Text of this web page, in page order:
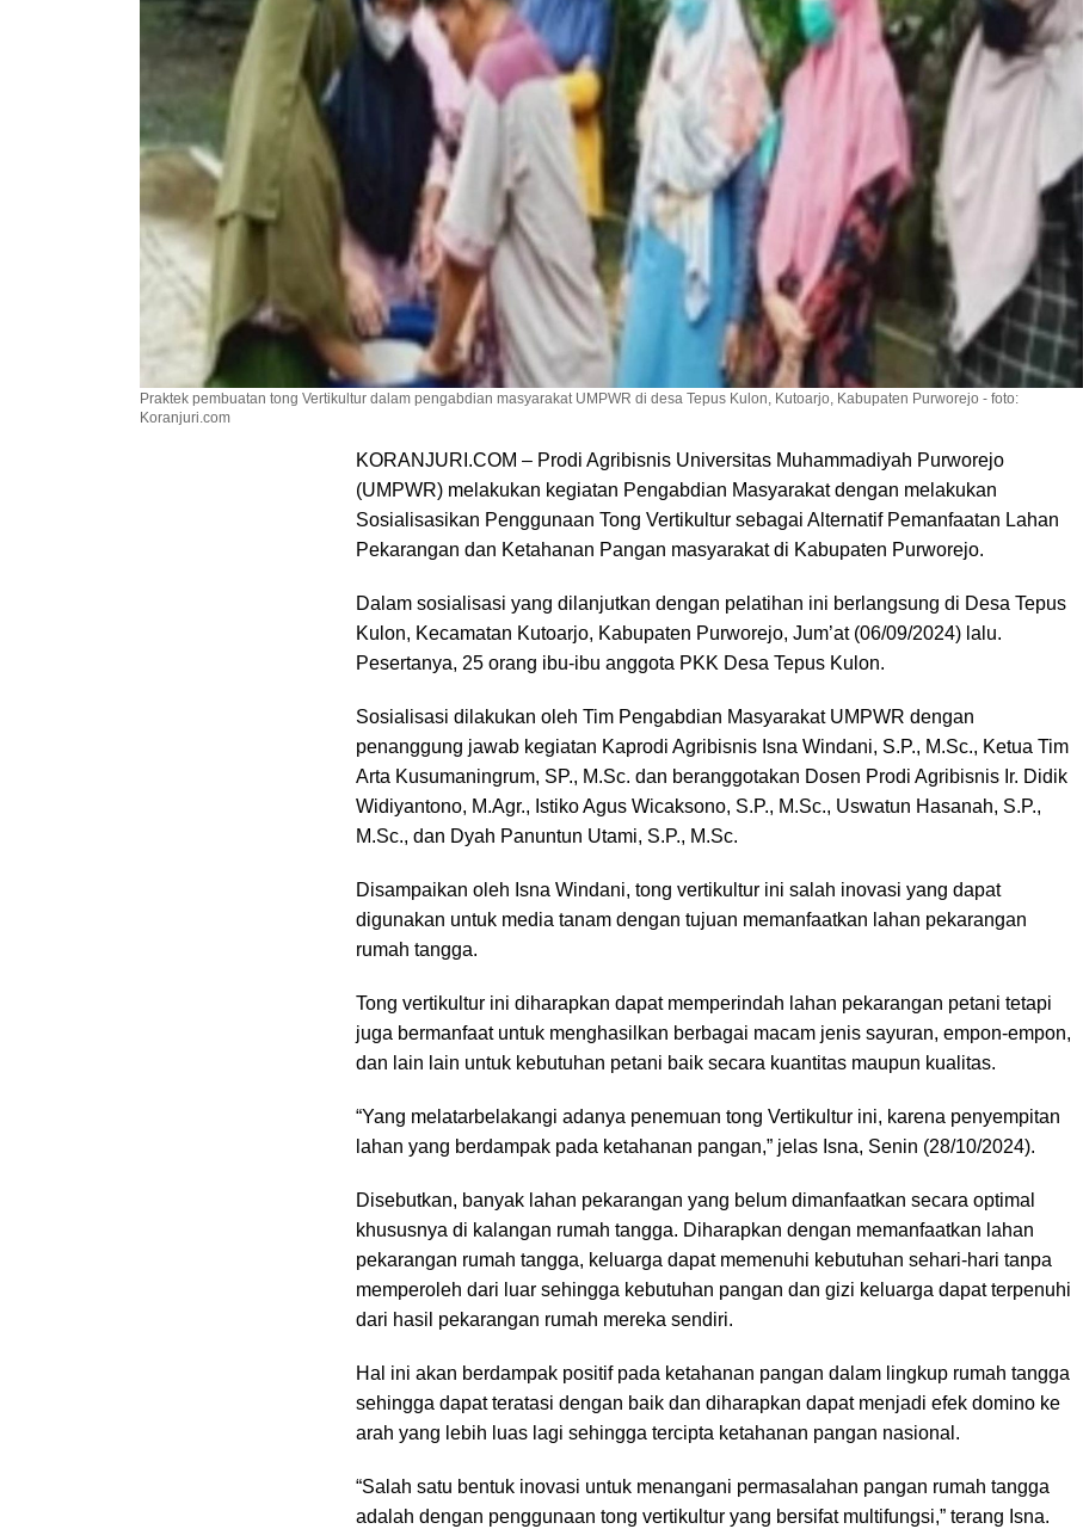
Praktek pembuatan tong Vertikultur dalam pengabdian masyarakat UMPWR di desa Tepus Kulon, Kutoarjo, Kabupaten Purworejo - foto:
Koranjuri.com
KORANJURI.COM – Prodi Agribisnis Universitas Muhammadiyah Purworejo
(UMPWR) melakukan kegiatan Pengabdian Masyarakat dengan melakukan
Sosialisasikan Penggunaan Tong Vertikultur sebagai Alternatif Pemanfaatan Lahan
Pekarangan dan Ketahanan Pangan masyarakat di Kabupaten Purworejo.
Dalam sosialisasi yang dilanjutkan dengan pelatihan ini berlangsung di Desa Tepus
Kulon, Kecamatan Kutoarjo, Kabupaten Purworejo, Jum’at (06/09/2024) lalu.
Pesertanya, 25 orang ibu-ibu anggota PKK Desa Tepus Kulon.
Sosialisasi dilakukan oleh Tim Pengabdian Masyarakat UMPWR dengan
penanggung jawab kegiatan Kaprodi Agribisnis Isna Windani, S.P., M.Sc., Ketua Tim
Arta Kusumaningrum, SP., M.Sc. dan beranggotakan Dosen Prodi Agribisnis Ir. Didik
Widiyantono, M.Agr., Istiko Agus Wicaksono, S.P., M.Sc., Uswatun Hasanah, S.P.,
M.Sc., dan Dyah Panuntun Utami, S.P., M.Sc.
Disampaikan oleh Isna Windani, tong vertikultur ini salah inovasi yang dapat
digunakan untuk media tanam dengan tujuan memanfaatkan lahan pekarangan
rumah tangga.
Tong vertikultur ini diharapkan dapat memperindah lahan pekarangan petani tetapi
juga bermanfaat untuk menghasilkan berbagai macam jenis sayuran, empon-empon,
dan lain lain untuk kebutuhan petani baik secara kuantitas maupun kualitas.
“Yang melatarbelakangi adanya penemuan tong Vertikultur ini, karena penyempitan
lahan yang berdampak pada ketahanan pangan,” jelas Isna, Senin (28/10/2024).
Disebutkan, banyak lahan pekarangan yang belum dimanfaatkan secara optimal
khususnya di kalangan rumah tangga. Diharapkan dengan memanfaatkan lahan
pekarangan rumah tangga, keluarga dapat memenuhi kebutuhan sehari-hari tanpa
memperoleh dari luar sehingga kebutuhan pangan dan gizi keluarga dapat terpenuhi
dari hasil pekarangan rumah mereka sendiri.
Hal ini akan berdampak positif pada ketahanan pangan dalam lingkup rumah tangga
sehingga dapat teratasi dengan baik dan diharapkan dapat menjadi efek domino ke
arah yang lebih luas lagi sehingga tercipta ketahanan pangan nasional.
“Salah satu bentuk inovasi untuk menangani permasalahan pangan rumah tangga
adalah dengan penggunaan tong vertikultur yang bersifat multifungsi,” terang Isna.